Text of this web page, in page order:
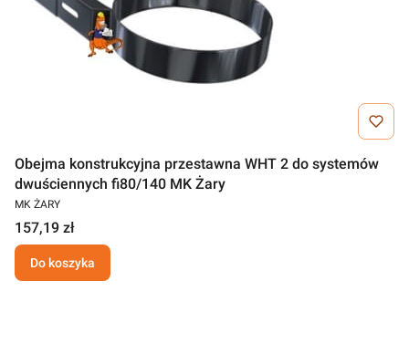
Obejma konstrukcyjna przestawna WHT 2 do systemów
dwuściennych fi80/140 MK Żary
MK ŻARY
157,19 zł
Do koszyka